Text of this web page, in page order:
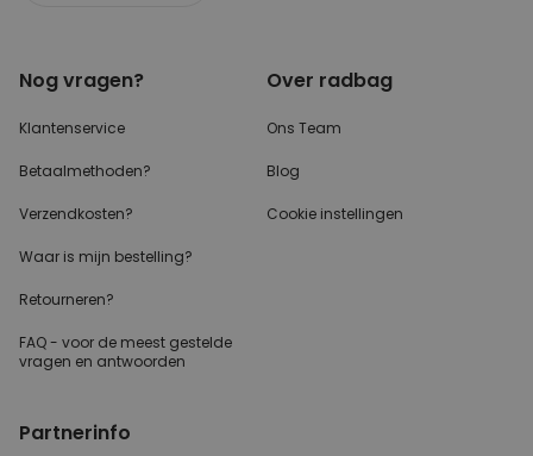
Nog vragen?
Klantenservice
Betaalmethoden?
Verzendkosten?
Waar is mijn bestelling?
Retourneren?
FAQ - voor de meest gestelde
vragen en antwoorden
Over radbag
Ons Team
Blog
Cookie instellingen
Partnerinfo